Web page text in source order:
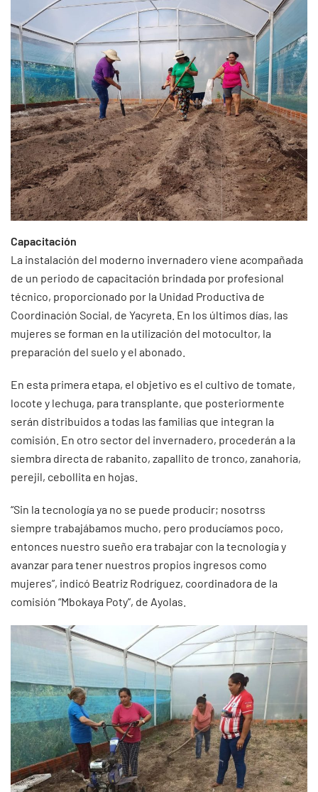
Capacitación
La instalación del moderno invernadero viene acompañada
de un periodo de capacitación brindada por profesional
técnico, proporcionado por la Unidad Productiva de
Coordinación Social, de Yacyreta. En los últimos días, las
mujeres se forman en la utilización del motocultor, la
preparación del suelo y el abonado.
En esta primera etapa, el objetivo es el cultivo de tomate,
locote y lechuga, para transplante, que posteriormente
serán distribuidos a todas las familias que integran la
comisión. En otro sector del invernadero, procederán a la
siembra directa de rabanito, zapallito de tronco, zanahoria,
perejil, cebollita en hojas.
“Sin la tecnología ya no se puede producir; nosotrss
siempre trabajábamos mucho, pero producíamos poco,
entonces nuestro sueño era trabajar con la tecnología y
avanzar para tener nuestros propios ingresos como
mujeres”, indicó Beatriz Rodríguez, coordinadora de la
comisión “Mbokaya Poty”, de Ayolas.